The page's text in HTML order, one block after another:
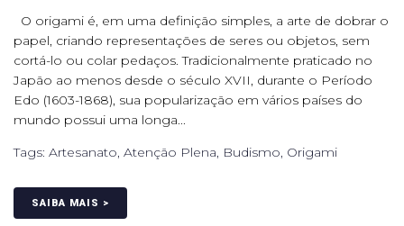
O origami é, em uma definição simples, a arte de dobrar o
papel, criando representações de seres ou objetos, sem
cortá-lo ou colar pedaços. Tradicionalmente praticado no
Japão ao menos desde o século XVII, durante o Período
Edo (1603-1868), sua popularização em vários países do
mundo possui uma longa...
Tags: Artesanato, Atenção Plena, Budismo, Origami
SAIBA MAIS >